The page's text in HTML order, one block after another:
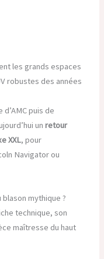
les grands espaces
robustes des années
puis de
un retour
XXL, pour
Navigator ou
blason mythique ?
technique, son
maîtresse du haut